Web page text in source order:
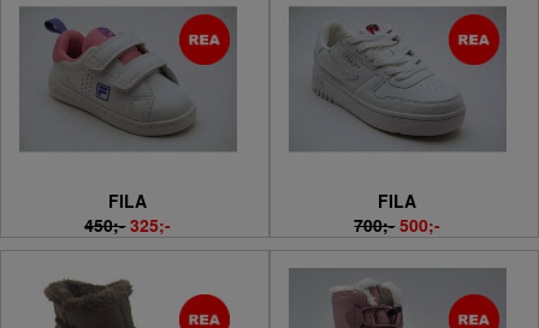
FILA
450;- 325;-
FILA
700;- 500;-